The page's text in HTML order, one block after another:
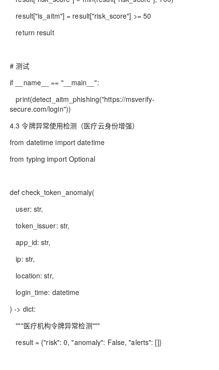
result["is_aitm"] = result["risk_score"] >= 50
return result
# 测试
if __name__ == "__main__":
print(detect_aitm_phishing("https://msverify-
secure.com/login"))
4.3 令牌异常使用检测（医疗云身份增强）
from datetime import datetime
from typing import Optional
def check_token_anomaly(
user: str,
token_issuer: str,
app_id: str,
ip: str,
location: str,
login_time: datetime
) -> dict:
"""医疗机构令牌异常检测"""
result = {"risk": 0, "anomaly": False, "alerts": []}